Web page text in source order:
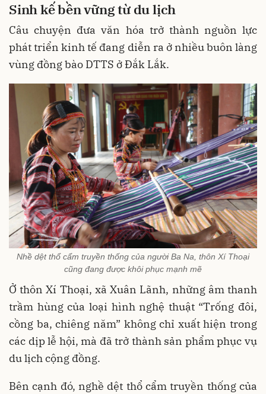
Sinhkếbềnvững từ du lịch
Câu chuyện đưa văn hóa trở thành nguồn lực
phát triển kinh tế đang diễn ra ở nhiều buôn làng
vùng đồng bào DTTS ở Đắk Lắk.
Nhề dệt thổ cẩm truyền thống của người Ba Na, thôn Xí Thoại
cũng đang được khôi phục mạnh mẽ
Ở thôn Xí Thoại, xã Xuân Lãnh, những âm thanh
trầm hùng của loại hình nghệ thuật “Trống đôi,
cồng ba, chiêng năm” không chỉ xuất hiện trong
các dịp lễ hội, mà đã trở thành sản phẩm phục vụ
du lịch cộng đồng.
Bên cạnh đó, nghề dệt thổ cẩm truyền thống của